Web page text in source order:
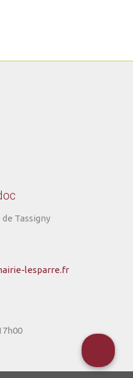
Tassigny
lesparre.fr